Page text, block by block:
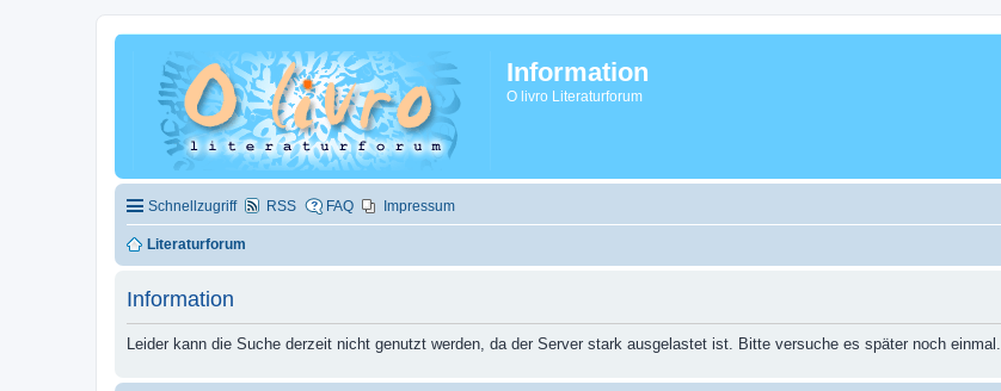
Information
O livro Literaturforum
Schnellzugriff RSS FAQ Impressum
Literaturforum
Information
Leider kann die Suche derzeit nicht genutzt werden, da der Server stark ausgelastet ist. Bitte versuche es später noch einmal.